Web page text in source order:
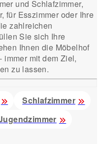
und Schlafzimmer,
für Esszimmer oder Ihre
zahlreichen
Sie sich Ihre
Ihnen die Möbelhof
immer mit dem Ziel,
zu lassen.
Schlafzimmer